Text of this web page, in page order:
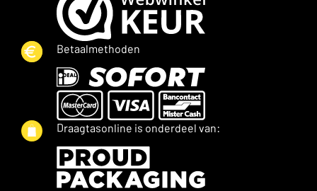
Betaalmethoden
Draagtasonline is onderdeel van: